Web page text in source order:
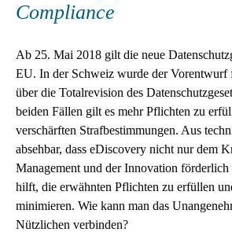
Compliance
Ab 25. Mai 2018 gilt die neue
EU. In der Schweiz wurde der Vorentwurf
über die Total­revision des
beiden Fällen gilt es mehr Pflichten zu
verschärften Straf­bestimmungen. Aus
absehbar, dass eDiscovery nicht nur dem
Management und der Innovation förderlich
hilft, die erwähnten Pflichten zu erfüllen
minimieren. Wie kann man das
Nützlichen verbinden?